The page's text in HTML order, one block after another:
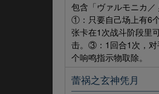
包含「ヴァルモニカ／
①：只要自己场上有6
张卡在1次战斗阶段里
击。③：1回合1次，对
个响鸣指示物取除。
蕾祸之玄神凭月